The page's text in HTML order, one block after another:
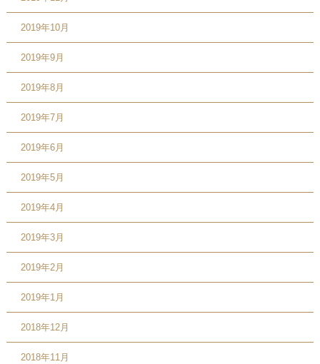
2019年10月
2019年9月
2019年8月
2019年7月
2019年6月
2019年5月
2019年4月
2019年3月
2019年2月
2019年1月
2018年12月
2018年11月